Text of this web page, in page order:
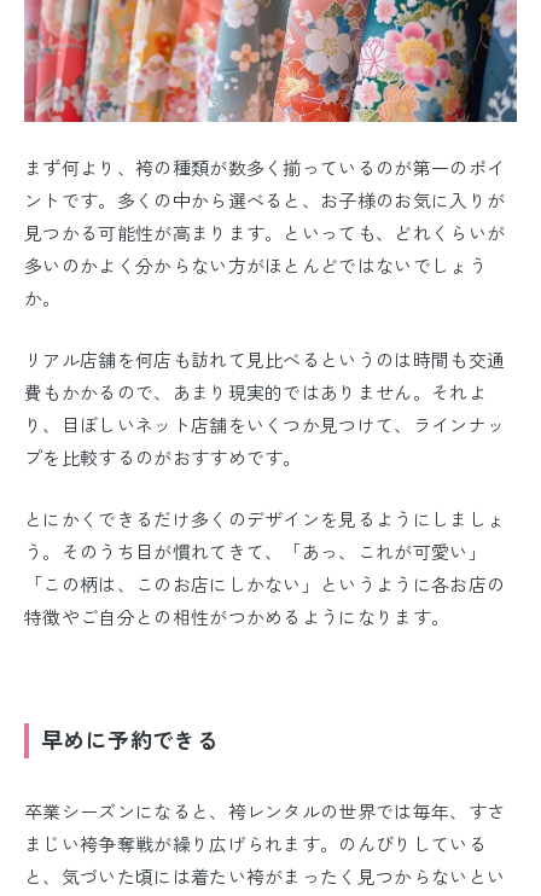
まず何より、袴の種類が数多く揃っているのが第一のポイ
ントです。多くの中から選べると、お子様のお気に入りが
見つかる可能性が高まります。といっても、どれくらいが
多いのかよく分からない方がほとんどではないでしょう
か。
リアル店舗を何店も訪れて見比べるというのは時間も交通
費もかかるので、あまり現実的ではありません。それよ
り、目ぼしいネット店舗をいくつか見つけて、ラインナッ
プを比較するのがおすすめです。
とにかくできるだけ多くのデザインを見るようにしましょ
う。そのうち目が慣れてきて、「あっ、これが可愛い」
「この柄は、このお店にしかない」というように各お店の
特徴やご自分との相性がつかめるようになります。
早めに予約できる
卒業シーズンになると、袴レンタルの世界では毎年、すさ
まじい袴争奪戦が繰り広げられます。のんびりしている
と、気づいた頃には着たい袴がまったく見つからないとい